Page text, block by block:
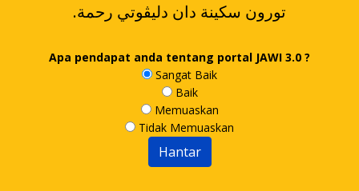
.تورون سکينة دان دليڤوتي رحمة
Apa pendapat anda tentang portal JAWI 3.0 ?
Sangat Baik
Baik
Memuaskan
Tidak Memuaskan